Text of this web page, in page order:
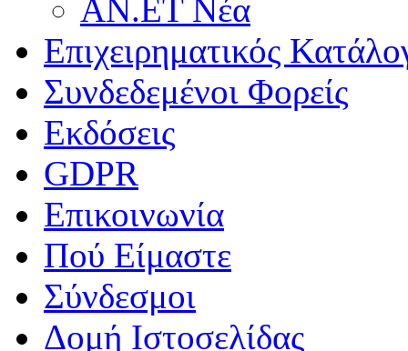
ΑΝ.ΕΤ Νέα
Επιχειρηματικός
Συνδεδεμένοι Φορείς
Εκδόσεις
GDPR
Επικοινωνία
Πού Είμαστε
Σύνδεσμοι
Δομή Ιστοσελίδας